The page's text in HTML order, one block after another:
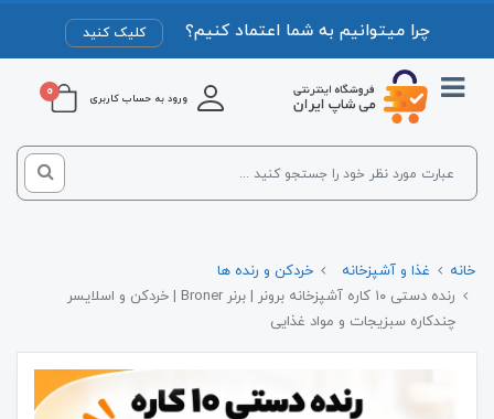
چرا میتوانیم به شما اعتماد کنیم؟ کلیک کنید
ورود به حساب کاربری 0
خانه غذا و آشپزخانه
خردکن و رنده ها
رنده دستی ۱۰ کاره آشپزخانه برونر | برنر Broner | خردکن و اسلایسر
چندکاره سبزیجات و مواد غذایی